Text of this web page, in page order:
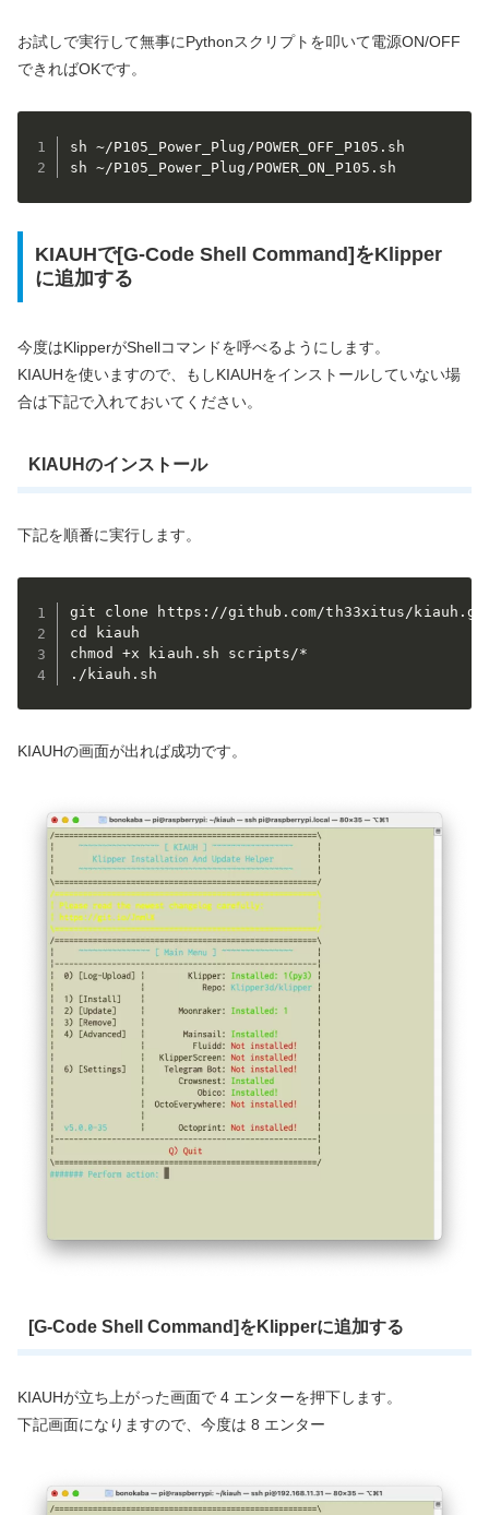
お試しで実行して無事にPythonスクリプトを叩いて電源ON/OFF
できればOKです。
sh ~/P105_Power_Plug/POWER_OFF_P105.sh
sh ~/P105_Power_Plug/POWER_ON_P105.sh
KIAUHで[G-Code Shell Command]をKlipper
に追加する
今度はKlipperがShellコマンドを呼べるようにします。
KIAUHを使いますので、もしKIAUHをインストールしていない場
合は下記で入れておいてください。
KIAUHのインストール
下記を順番に実行します。
git clone https://github.com/th33xitus/
cd kiauh
chmod +x kiauh.sh scripts/*
./kiauh.sh
KIAUHの画面が出れば成功です。
[G-Code Shell Command]をKlipperに追加する
KIAUHが立ち上がった画面で 4 エンターを押下します。
下記画面になりますので、今度は 8 エンター